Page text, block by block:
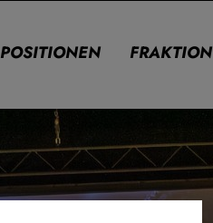
POSITIONEN FRAKTION